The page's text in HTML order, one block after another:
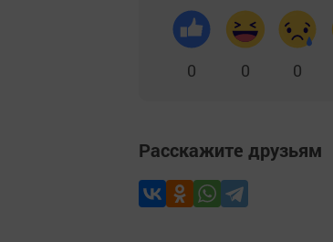
0 0 0
Расскажите друзьям